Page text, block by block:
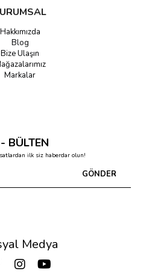
Hakkımızda
Blog
Bize Ulaşın
Markalar
BÜLTEN
ilk siz haberdar olun!
GÖNDER
Medya